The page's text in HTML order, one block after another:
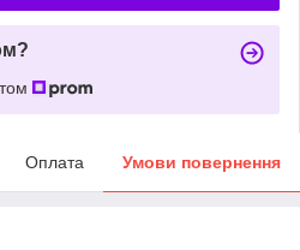
Оплата Умови повернення